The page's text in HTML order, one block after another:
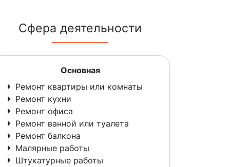
Сфера деятельности
Основная
Ремонт квартиры или комнаты
Ремонт кухни
Ремонт офиса
Ремонт ванной или туалета
Ремонт балкона
Малярные работы
Штукатурные работы